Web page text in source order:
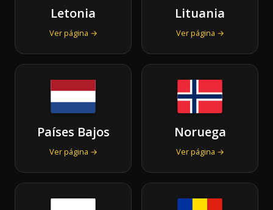
Letonia
Ver página →
Lituania
Ver página →
Países Bajos
Ver página →
Noruega
Ver página →